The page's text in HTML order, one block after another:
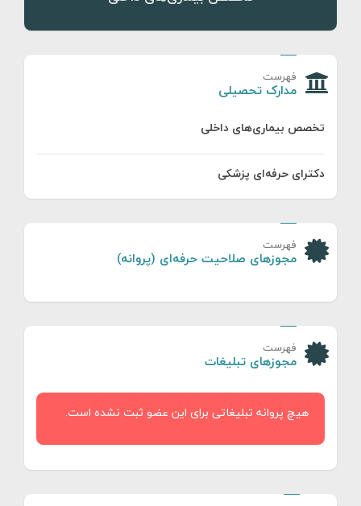
فهرست
مدارک تحصیلی
تخصص بیماری‌های داخلی
دکترای حرفه‌ای پزشکی
فهرست
مجوزهای صلاحیت حرفه‌ای (پروانه)
فهرست
مجوزهای تبلیغات
هیچ پروانه تبلیغاتی برای این عضو ثبت نشده است.